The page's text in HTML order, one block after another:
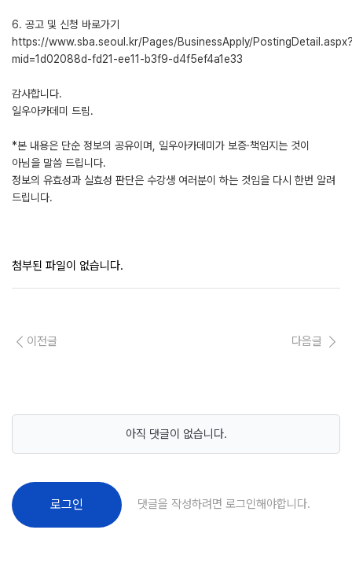
6. 공고 및 신청 바로가기
https://www.sba.seoul.kr/Pages/BusinessApply/
mid=1d02088d-fd21-ee11-b3f9-d4f5ef4a1e33
감사합니다.
일우아카데미 드림.
*본 내용은 단순 정보의 공유이며, 일우아카데미가 보증·책임지는 것이
아님을 말씀 드립니다.
정보의 유효성과 실효성 판단은 수강생 여러분이 하는 것임을 다시 한번 알려
드립니다.
첨부된 파일이 없습니다.
이전글 다음글
아직 댓글이 없습니다.
로그인 댓글을 작성하려면 로그인해야합니다.